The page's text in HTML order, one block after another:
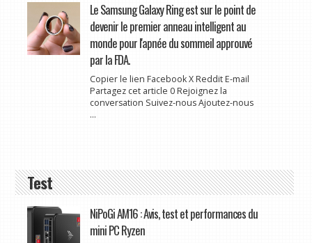
Le Samsung Galaxy Ring est sur le point de
devenir le premier anneau intelligent au
monde pour l'apnée du sommeil approuvé
par la FDA.
Copier le lien Facebook X Reddit E-mail
Partagez cet article 0 Rejoignez la
conversation Suivez-nous Ajoutez-nous
...
Test
NiPoGi AM16 : Avis, test et performances du
mini PC Ryzen